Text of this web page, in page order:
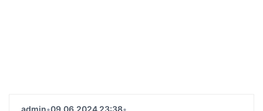
admin•09.06.2024 23:38•